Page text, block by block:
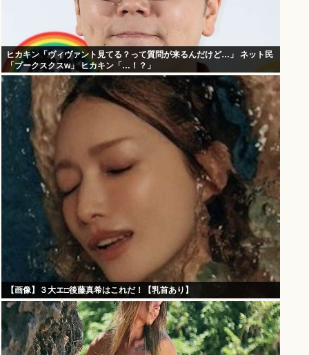
ヒカキン「ヴィヴァント見てる？って質問が来るんだけど…」 ネット民
「プークスクスw」 ヒカキン「…！？」
【画像】３大エ□後藤真希はこれだ！【乳首あり】